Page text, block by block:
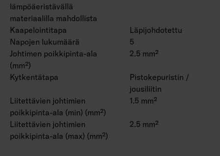
lämpöäeristävällä
materiaalilla mahdollista
Kaapelointitapa
Läpijohdotettu
Napojen lukumäärä
5
Johtimen poikkipinta-ala
(mm²)
2.5 mm²
Kytkentätapa
Pistokepuristin /
jousiliitin
Liitettävien johtimien
poikkipinta-ala (min) (mm²)
1.5 mm²
Liitettävien johtimien
poikkipinta-ala (max) (mm²)
2.5 mm²